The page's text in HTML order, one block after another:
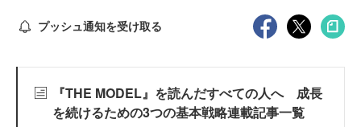
プッシュ通知を受け取る
『THE MODEL』を読んだすべての人へ 成長
を続けるための3つの基本戦略連載記事一覧